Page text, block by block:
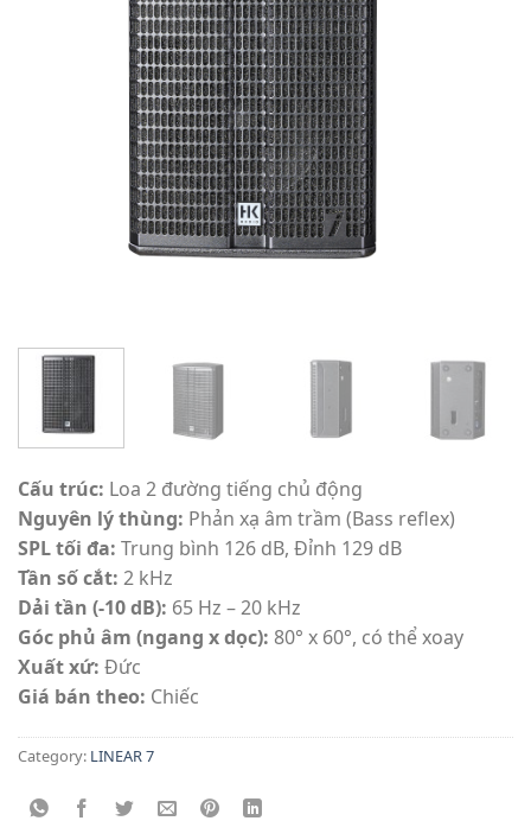
Cấu trúc: Loa 2 đường tiếng chủ động
Nguyên lý thùng: Phản xạ âm trầm (Bass reflex)
SPL tối đa: Trung bình 126 dB, Đỉnh 129 dB
Tần số cắt: 2 kHz
Dải tần (-10 dB): 65 Hz – 20 kHz
Góc phủ âm (ngang x dọc): 80° x 60°, có thể xoay
Xuất xứ: Đức
Giá bán theo: Chiếc
Category: LINEAR 7